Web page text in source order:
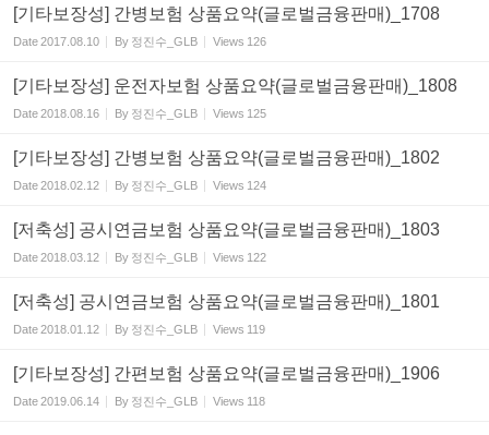
[기타보장성] 간병보험 상품요약(글로벌금융판매)_1708
Date2017.08.10 By 정진수_GLB Views 126
[기타보장성] 운전자보험 상품요약(글로벌금융판매)_1808
Date2018.08.16 By 정진수_GLB Views 125
[기타보장성] 간병보험 상품요약(글로벌금융판매)_1802
Date2018.02.12 By 정진수_GLB Views 124
[저축성] 공시연금보험 상품요약(글로벌금융판매)_1803
Date2018.03.12 By 정진수_GLB Views 122
[저축성] 공시연금보험 상품요약(글로벌금융판매)_1801
Date2018.01.12 By 정진수_GLB Views 119
[기타보장성] 간편보험 상품요약(글로벌금융판매)_1906
Date2019.06.14 By 정진수_GLB Views 118